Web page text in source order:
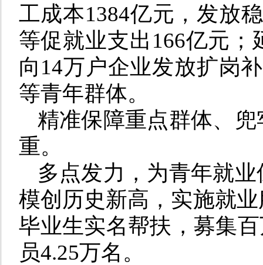
工成本1384亿元，发放
等促就业支出166亿元
向14万户企业发放扩岗
等青年群体。
精准保障重点群体、
重。
多点发力，为青年就
模创历史新高，实施就
毕业生实名帮扶，募集
员4.25万名。